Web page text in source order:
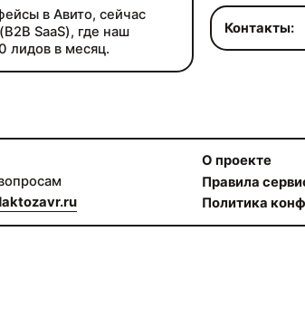
в Авито, сейчас
SaaS), где наш
лидов в месяц.
Контакты:
О проекте
Правила
Политика